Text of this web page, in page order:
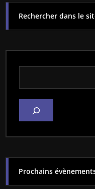
Rechercher dans le
Rechercher dans
Prochains